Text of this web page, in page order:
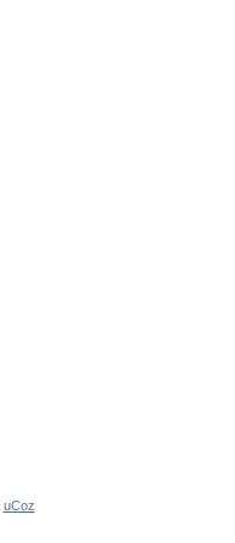
uCoz